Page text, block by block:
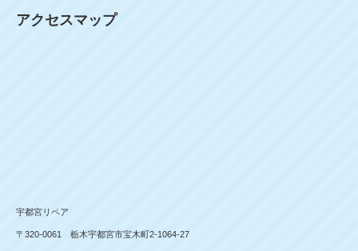
アクセスマップ
宇都宮リペア
〒320-0061 栃木宇都宮市宝木町2-1064-27